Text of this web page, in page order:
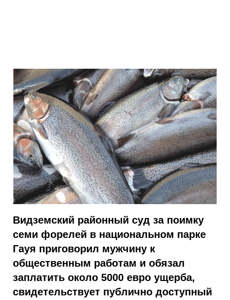
Видземский районный суд за поимку
семи форелей в национальном парке
Гауя приговорил мужчину к
общественным работам и обязал
заплатить около 5000 евро ущерба,
свидетельствует публично доступный